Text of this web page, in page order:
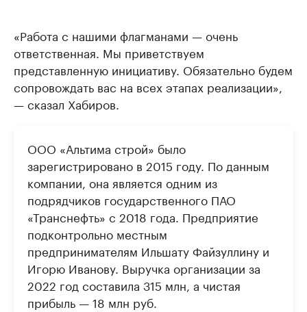
«Работа с нашими флагманами — очень
ответственная. Мы приветствуем
представленную инициативу. Обязательно будем
сопровождать вас на всех этапах реализации»,
— сказал Хабиров.
ООО «Альтима строй» было
зарегистрировано в 2015 году. По данным
компании, она является одним из
подрядчиков государственного ПАО
«Транснефть» с 2018 года. Предприятие
подконтрольно местным
предпринимателям Ильшату Файзуллину и
Игорю Иванову. Выручка организации за
2022 год составила 315 млн, а чистая
прибыль — 18 млн руб.